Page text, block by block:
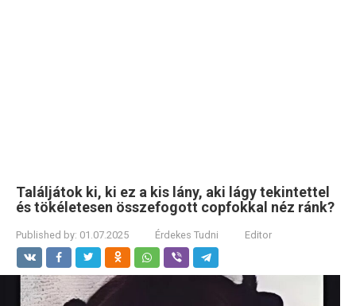
Találjátok ki, ki ez a kis lány, aki lágy tekintettel
és tökéletesen összefogott copfokkal néz ránk?
Published by: 01.07.2025 Érdekes Tudni Editor